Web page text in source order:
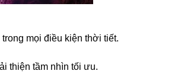
mọi điều kiện thời tiết.
thiện tầm nhìn tối ưu.